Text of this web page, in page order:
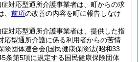
対応型通所介護事業者は、町からの求
前項の改善の内容を町に報告しなけ
対応型通所介護事業者は、提供した指
応型通所介護に係る利用者からの苦情
険団体連合会(国民健康保険法(昭和33
条第5項に規定する国民健康保険団体